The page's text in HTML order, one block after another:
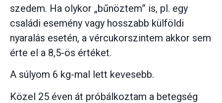
szedem. Ha olykor „bűnöztem” is, pl. egy
családi esemény vagy hosszabb külföldi
nyaralás esetén, a vércukorszintem akkor sem
érte el a 8,5-ös értéket.
A súlyom 6 kg-mal lett kevesebb.
Közel 25 éven át próbálkoztam a betegség